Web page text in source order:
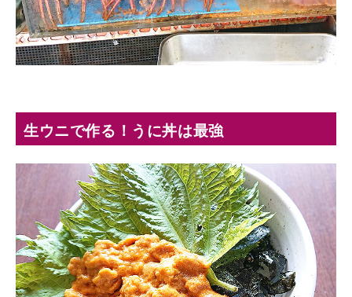
生ウニで作る！うに丼は最強